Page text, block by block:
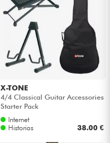
X-TONE
4/4 Classical Guitar Accessories
Starter Pack
Internet
Historias
38.00 €